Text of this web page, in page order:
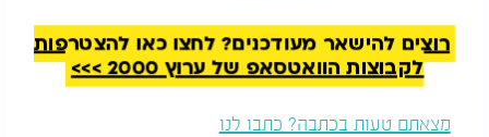
אחד, כך גוברת ההנחה שיש לו שורש רוחני, ואילו חלום
מבולבל ורב נושאים בדרך כלל חסר משמעות. גם
הרושם שנחרט בלב לאחר היקיצה נחשב סימן, ואם
האדם חש שהחלום היה ממשי ונוקב בלבו, ראוי לו
לחפש את המסר הטמון בו.
רוצים להישאר מעודכנים? לחצו כאן להצטרפות
לקבוצות הוואטסאפ של ערוץ 2000 >>>
מצאתם טעות בכתבה? כתבו לנו